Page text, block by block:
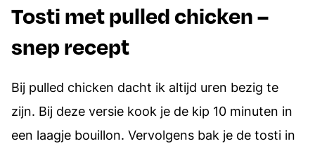
Tosti met pulled chicken –
snep recept
Bij pulled chicken dacht ik altijd uren bezig te
zijn. Bij deze versie kook je de kip 10 minuten in
een laagje bouillon. Vervolgens bak je de tosti in